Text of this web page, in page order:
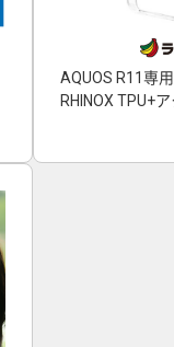
AQUOS R11専
RHINOX TPU+ア